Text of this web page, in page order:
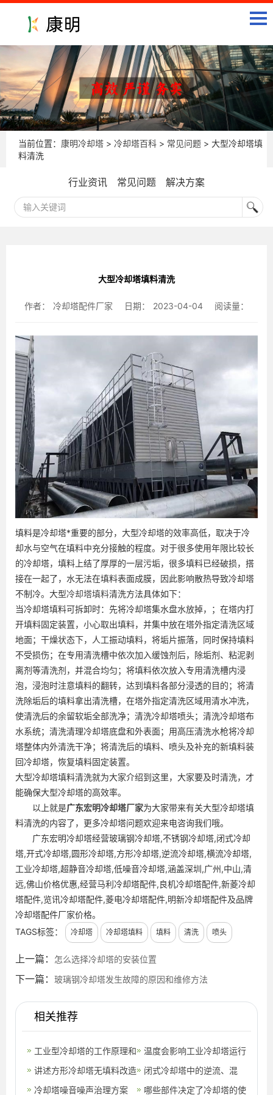
当前位置： 康明冷却塔 > 冷却塔百科 > 常见问题 > 大型冷却塔填
料清洗
行业资讯 常见问题 解决方案
大型冷却塔填料清洗
作者： 冷却塔配件厂家 日期： 2023-04-04 阅读量：
填料是冷却塔*重要的部分，大型冷却塔的效率高低，取决于冷
却水与空气在填料中充分接触的程度。对于很多使用年限比较长
的冷却塔，填料上结了厚厚的一层污垢，很多填料已经破损，搭
接在一起了，水无法在填料表面成膜，因此影响散热导致冷却塔
不制冷。大型冷却塔填料清洗方法具体如下：
当冷却塔填料可拆卸时：先将冷却塔集水盘水放掉，；在塔内打
开填料固定装置，小心取出填料，并集中放在塔外指定清洗区域
地面；干燥状态下，人工振动填料，将垢片振落，同时保持填料
不受损伤；在专用清洗槽中依次加入缓蚀剂后，除垢剂、粘泥剥
离剂等清洗剂，并混合均匀；将填料依次放入专用清洗槽内浸
泡，浸泡时注意填料的翻转，达到填料各部分浸透的目的；将清
洗除垢后的填料拿出清洗槽，在塔外指定清洗区域用清水冲洗，
使清洗后的余留软垢全部洗净；清洗冷却塔喷头；清洗冷却塔布
水系统；清洗清理冷却塔底盘和外表面；用高压清洗水枪将冷却
塔整体内外清洗干净；将清洗后的填料、喷头及补充的新填料装
回冷却塔，恢复填料固定装置。
大型冷却塔填料清洗就为大家介绍到这里，大家要及时清洗，才
能确保大型冷却塔的高效率。
以上就是广东宏明冷却塔厂家为大家带来有关大型冷却塔填
料清洗的内容了，更多冷却塔问题欢迎来电咨询我们哦。
广东宏明冷却塔经营玻璃钢冷却塔,不锈钢冷却塔,闭式冷却
塔,开式冷却塔,圆形冷却塔,方形冷却塔,逆流冷却塔,横流冷却塔,
工业冷却塔,超静音冷却塔,低噪音冷却塔,涵盖深圳,广州,中山,清
远,佛山价格优惠,经营马利冷却塔配件,良机冷却塔配件,新菱冷却
塔配件,览讯冷却塔配件,菱电冷却塔配件,明新冷却塔配件及品牌
冷却塔配件厂家价格。
TAGS标签：
冷却塔 冷却塔填料 填料 清洗 喷头
上一篇： 怎么选择冷却塔的安装位置
下一篇： 玻璃钢冷却塔发生故障的原因和维修方法
相关推荐
工业型冷却塔的工作原理和
特点
温度会影响工业冷却塔运行
效率吗?(冷却塔是热交换器
吗)
讲述方形冷却塔无填料改造
的解决方法
闭式冷却塔中的逆流、混
流、横流的区别
冷却塔噪音噪声治理方案 哪些部件决定了冷却塔的使